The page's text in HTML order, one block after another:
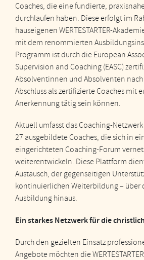
Coaches, die eine fundierte,
durchlaufen haben. Diese erfolgt im
hauseigenen WERTESTARTER-
mit dem renommierten
Programm ist durch die European
Supervision and Coaching (EASC)
Absolventinnen und Absolventen
Abschluss als zertifizierte Coaches mit
Anerkennung tätig sein können.
Aktuell umfasst das Coaching-Netzwerk
27 ausgebildete Coaches, die sich in
eingerichteten Coaching-Forum
weiterentwickeln. Diese Plattform
Austausch, der gegenseitigen
kontinuierlichen Weiterbildung – über
Ausbildung hinaus.
Ein starkes Netzwerk für die
Durch den gezielten Einsatz
Angebote möchten die